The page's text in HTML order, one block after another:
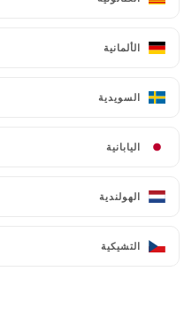
الألمانية
السويدية
اليابانية
الهولندية
التشيكية
الألمانية
السويدية
اليابانية
الهولندية
التشيكية